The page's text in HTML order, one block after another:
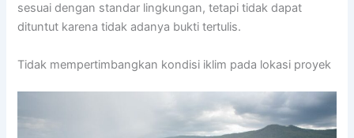
sesuai dengan standar lingkungan, tetapi tidak dapat
dituntut karena tidak adanya bukti tertulis.
Tidak mempertimbangkan kondisi iklim pada lokasi proyek